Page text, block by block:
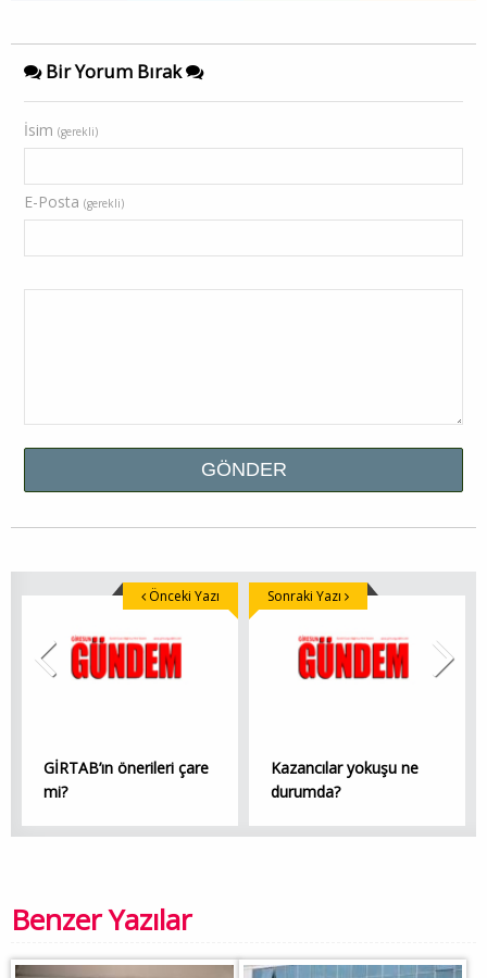
Bir Yorum Bırak
İsim (gerekli)
E-Posta (gerekli)
GİRTAB’ın önerileri çare
mi?
Önceki Yazı
Kazancılar yokuşu ne
durumda?
Sonraki Yazı
Benzer Yazılar